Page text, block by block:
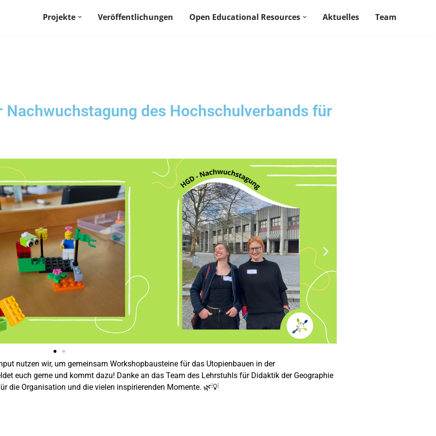
Projekte Veröffentlichungen Open Educational Resources Aktuelles Team
Nachwuchstagung des Hochschulverbands für
nutzen wir, um gemeinsam Workshopbausteine für das Utopienbauen in der
euch gerne und kommt dazu! Danke an das Team des Lehrstuhls für Didaktik der Geographie
die Organisation und die vielen inspirierenden Momente. 🌿💡